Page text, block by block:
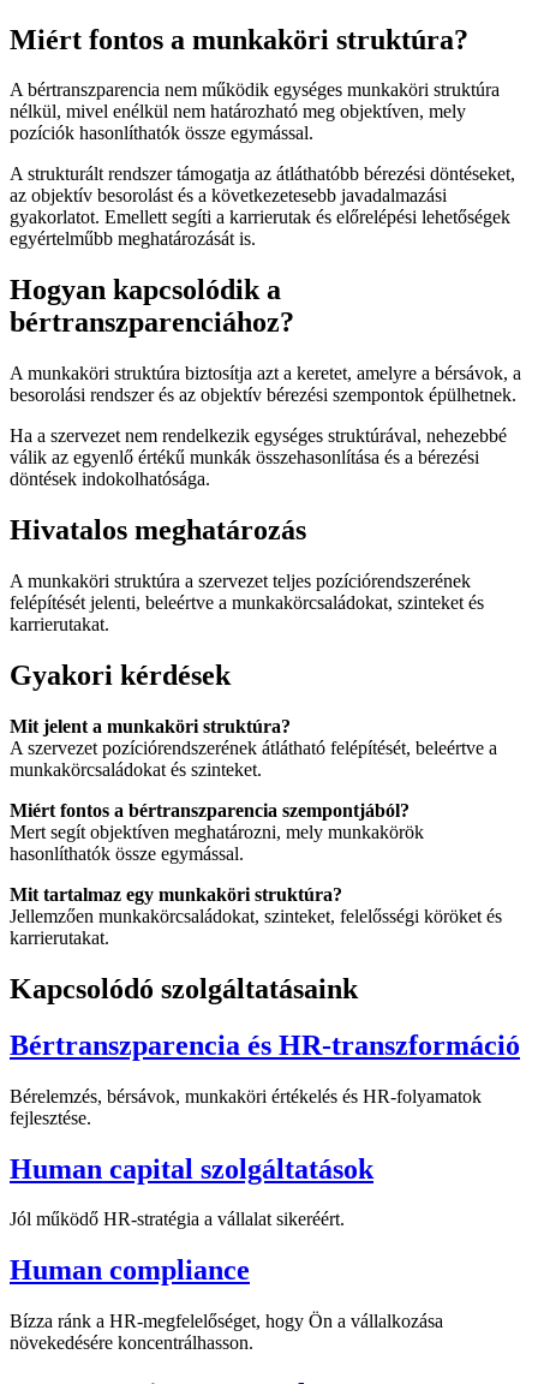
Miért fontos a munkaköri struktúra?
A bértranszparencia nem működik egységes munkaköri struktúra
nélkül, mivel enélkül nem határozható meg objektíven, mely
pozíciók hasonlíthatók össze egymással.
A strukturált rendszer támogatja az átláthatóbb bérezési döntéseket,
az objektív besorolást és a következetesebb javadalmazási
gyakorlatot. Emellett segíti a karrierutak és előrelépési lehetőségek
egyértelműbb meghatározását is.
Hogyan kapcsolódik a
bértranszparenciához?
A munkaköri struktúra biztosítja azt a keretet, amelyre a bérsávok, a
besorolási rendszer és az objektív bérezési szempontok épülhetnek.
Ha a szervezet nem rendelkezik egységes struktúrával, nehezebbé
válik az egyenlő értékű munkák összehasonlítása és a bérezési
döntések indokolhatósága.
Hivatalos meghatározás
A munkaköri struktúra a szervezet teljes pozíciórendszerének
felépítését jelenti, beleértve a munkakörcsaládokat, szinteket és
karrierutakat.
Gyakori kérdések
Mit jelent a munkaköri struktúra?
A szervezet pozíciórendszerének átlátható felépítését, beleértve a
munkakörcsaládokat és szinteket.
Miért fontos a bértranszparencia szempontjából?
Mert segít objektíven meghatározni, mely munkakörök
hasonlíthatók össze egymással.
Mit tartalmaz egy munkaköri struktúra?
Jellemzően munkakörcsaládokat, szinteket, felelősségi köröket és
karrierutakat.
Kapcsolódó szolgáltatásaink
Bértranszparencia és HR-transzformáció
Bérelemzés, bérsávok, munkaköri értékelés és HR-folyamatok
fejlesztése.
Human capital szolgáltatások
Jól működő HR-stratégia a vállalat sikeréért.
Human compliance
Bízza ránk a HR-megfelelőséget, hogy Ön a vállalkozása
növekedésére koncentrálhasson.